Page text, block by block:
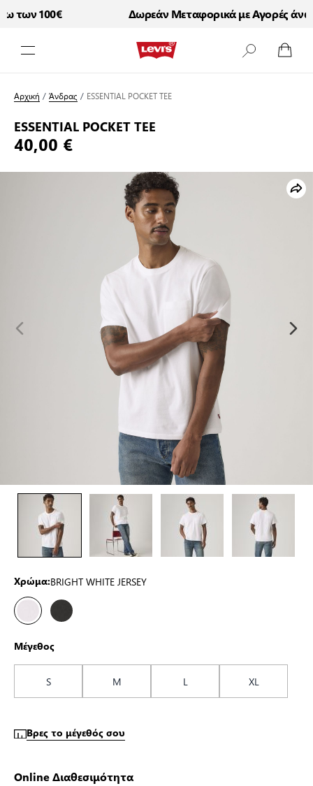
των 100€ Δωρεάν Μεταφορικά με Αγορές άνω
Αρχική /Άνδρας / ESSENTIAL POCKET TEE
ESSENTIAL POCKET TEE
40,00 €
Χρώμα:BRIGHT WHITE JERSEY
Μέγεθος
S M L XL
Βρες το μέγεθός σου
Online Διαθεσιμότητα